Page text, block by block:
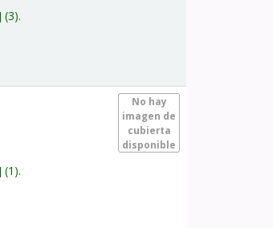
(3).
No hay
imagen de
cubierta
disponible
(1).